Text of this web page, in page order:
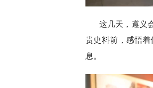
这几天，遵义
贵史料前，感悟
息。